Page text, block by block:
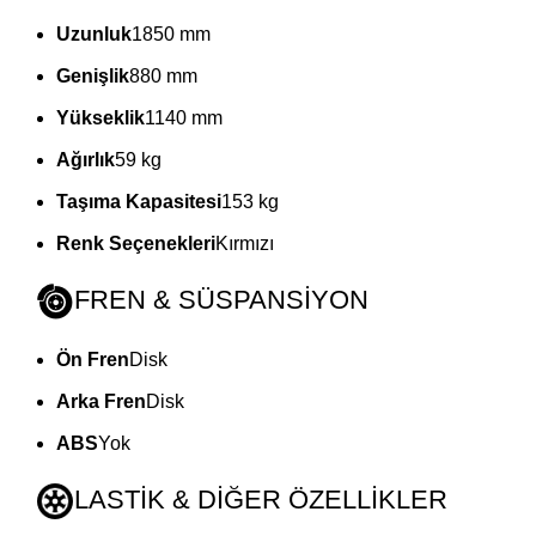
Uzunluk1850 mm
Genişlik880 mm
Yükseklik1140 mm
Ağırlık59 kg
Taşıma Kapasitesi153 kg
Renk SeçenekleriKırmızı
FREN & SÜSPANSİYON
Ön FrenDisk
Arka FrenDisk
ABSYok
LASTİK & DİĞER ÖZELLİKLER